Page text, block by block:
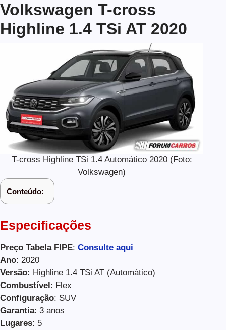
Volkswagen T-cross
Highline 1.4 TSi AT 2020
T-cross Highline TSi 1.4 Automático 2020 (Foto:
Volkswagen)
Conteúdo:
Especificações
Preço Tabela FIPE: Consulte aqui
Ano: 2020
Versão: Highline 1.4 TSi AT (Automático)
Combustível: Flex
Configuração: SUV
Garantia: 3 anos
Lugares: 5